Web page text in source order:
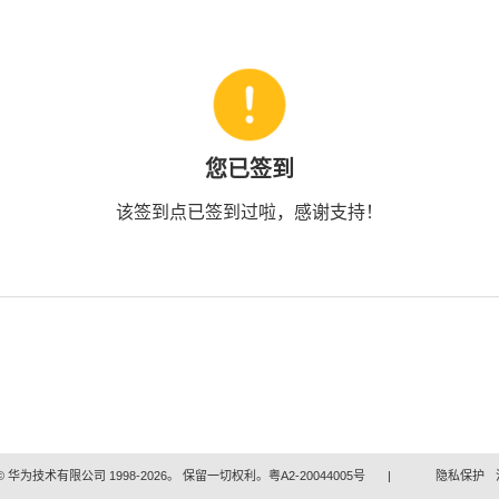
您已签到
该签到点已签到过啦，感谢支持！
华为技术有限公司 1998-2026。 保留一切权利。粤A2-20044005号 | 隐私保护